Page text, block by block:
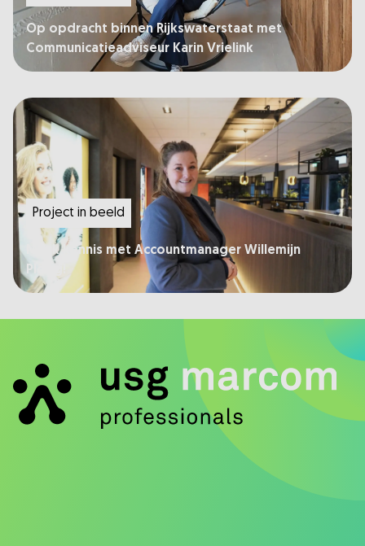
Op opdracht binnen Rijkswaterstaat met
Communicatieadviseur Karin Vrielink
Project in beeld
Maak kennis met Accountmanager Willemijn
Ploeg!